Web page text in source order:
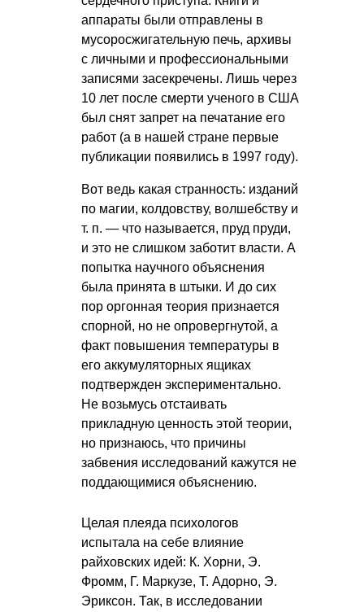
аппараты были отправлены в
мусоросжигательную печь, архивы
с личными и профессиональными
записями засекречены. Лишь через
10 лет после смерти ученого в США
был снят запрет на печатание его
работ (а в нашей стране первые
публикации появились в 1997 году).
Вот ведь какая странность: изданий
по магии, колдовству, волшебству и
т. п. — что называется, пруд пруди,
и это не слишком заботит власти. А
попытка научного объяснения
была принята в штыки. И до сих
пор оргонная теория признается
спорной, но не опровергнутой, а
факт повышения температуры в
его аккумуляторных ящиках
подтвержден экспериментально.
Не возьмусь отстаивать
прикладную ценность этой теории,
но признаюсь, что причины
забвения исследований кажутся не
поддающимися объяснению.
Целая плеяда психологов
испытала на себе влияние
райховских идей: К. Хорни, Э.
Фромм, Г. Маркузе, Т. Адорно, Э.
Эриксон. Так, в исследовании